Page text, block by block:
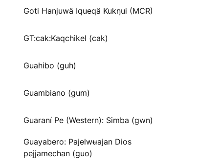
Goti Hanjuwä Iqueqä Kukŋui (MCR)
GT:cak:Kaqchikel (cak)
Guahibo (guh)
Guambiano (gum)
Guaraní Pe (Western): Simba (gwn)
Guayabero: Pajelwʉajan Dios
pejjamechan (guo)